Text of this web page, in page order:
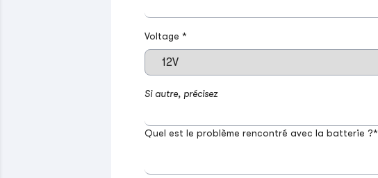
Voltage *
Si autre, précisez
Quel est le problème rencontré avec la batterie ?*